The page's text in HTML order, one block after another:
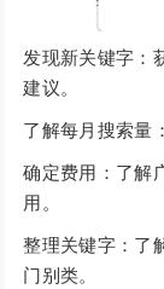
发现新关键字：
建议。
了解每月搜索量
确定费用：了解
用。
整理关键字：了
门别类。